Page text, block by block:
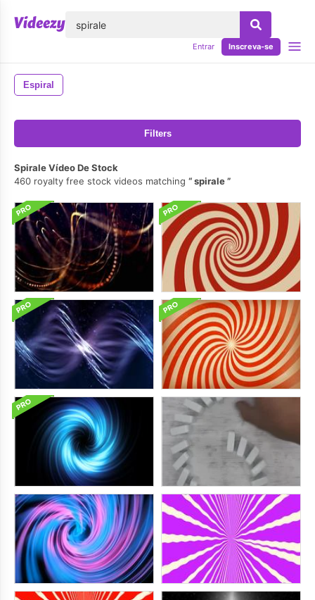
Entrar Inscreva-se
Espiral
Filters
Spirale Vídeo De Stock
460 royalty free stock videos matching
spirale